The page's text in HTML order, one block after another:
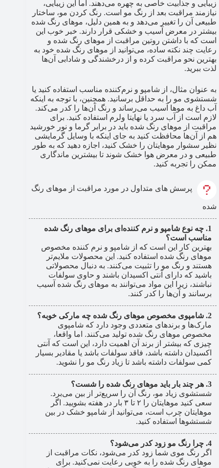
زیبایی و جذابیت خاصی به چهره می‌دهند. اما این زیبایی،
نیازمند مراقبت بعد از رنگ مو است. رنگ کردن مو، ساختار
طبیعی آن را تغییر می‌دهد و به همین دلیل، موهای رنگ شده
بیشتر در معرض آسیب و خشکی قرار دارند. خبر خوب این
است که با داشتن روتین مراقبت از موهای رنگ شده و
رعایت چند نکته ساده، می‌توانید از موهای رنگ شده خود به
بهترین نحو مراقبت کرده و از درخشندگی و شادابی آن‌ها
لذت ببرید.
به عنوان مثال، از شامپو و نرم‌کننده مناسب استفاده کنید یا
شستشوی مو را به حداقل برسانید. همچنین، با توجه به اینکه
آب داغ به موها آسیب می‌رساند و رنگ آن‌ها را کدر می‌کند.
لازم است از آب سرد یا نهایتا ولرم استفاده کنید. برای
مراقبت از موهای رنگ شده باید در برابر گرما و نور خورشید
هم از آن‌ها محافظت کنید به جای اینکه با وسایل گرمایشی
نظیر سشوار موهایتان را خشک کنید، اجازه دهید که به طور
طبیعی و در معرض هوا خشک شوند تا بیشترین ماندگاری
ممکن را تجربه کنید.
پرسش های متداول در مورد مراقبت از موهای رنگ
شده
چه نوع شامپو و نرم کننده‌ای برای موهای رنگ شده
مناسب است؟
بهترین کار این است که از شامپو و نرم کننده مخصوص
موهای رنگ شده استفاده کنید. این محصولات ملایم‌تر
هستند و رنگ مو را تثبیت می‌کنند. به دنبال محصولاتی
باشید که دارای آنتی اکسیدان باشند و حاوی سولفات
نباشند، زیرا این مواد می‌توانند به موهای رنگ شده آسیب
برسانند و آن‌ها را کدر کنند.
شامپوی مخصوص موهای رنگ شده چه مارکی خوبه؟
مارک‌ها و برندهای متعددی وجود دارد که شامپوی
مخصوص موهای رنگ شده تولید می‌کنند. اما واقعا،
چیزی که بیشتر از برند آن اهمیت دارد، این است که آنتی
اکسیدان داشته باشد، فاقد سولفات باشد یا مقادیر بسیار
کمی سولفات داشته باشد تا زیاد رنگ مو را نشوید.
هر چند بار باید موهای رنگ شده را شست؟
شستشوی زیاد مو، رنگ آن را سریع‌تر از بین می‌برد.
سعی کنید موهایتان را ۲ تا ۳ بار در هفته بشویید. اگر
موهایتان چرب است، می‌توانید از شامپو خشک در بین
شستشوها استفاده کنید.
چرا رنگ مو زود کدر می‌شود؟
اگر رنگ موی شما زود کدر می‌شود، نکات مراقبت از
موهای رنگ شده را به خوبی رعایت نمی‌کنید. برای